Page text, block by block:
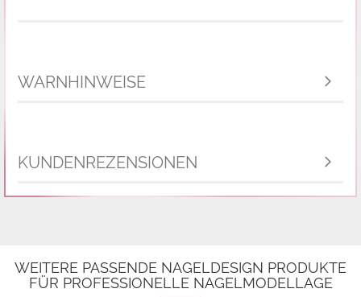
WARNHINWEISE
KUNDENREZENSIONEN
WEITERE PASSENDE NAGELDESIGN PRODUKTE
FÜR PROFESSIONELLE NAGELMODELLAGE